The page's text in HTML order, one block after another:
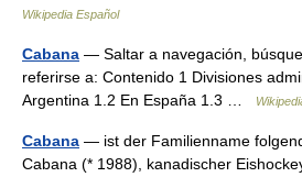
Wikipedia Español
Cabana — Saltar a navegación,
referirse a: Contenido 1 Divisiones
Argentina 1.2 En España 1.3 …
Cabana — ist der Familienname
Cabana (* 1988), kanadischer